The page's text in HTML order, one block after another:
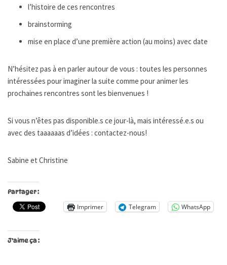
l’histoire de ces rencontres
brainstorming
mise en place d’une première action (au moins) avec date
N’hésitez pas à en parler autour de vous : toutes les personnes
intéressées pour imaginer la suite comme pour animer les
prochaines rencontres sont les bienvenues !
Si vous n’êtes pas disponible.s ce jour-là, mais intéressé.e.s ou
avec des taaaaaas d’idées : contactez-nous!
Sabine et Christine
Partager :
Imprimer Telegram WhatsApp
J’aime ça :